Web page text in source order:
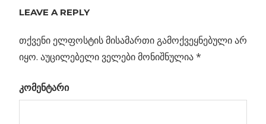
ნავიგაცია
Previous
მტვერი
სატურნთან
LEAVE A REPLY
თქვენი ელფოსტის მისამართი გამოქვეყნებული არ
იყო. აუცილებელი ველები მონიშნულია*
კომენტარი